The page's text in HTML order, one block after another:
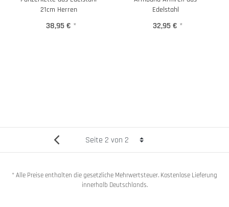
21cm Herren
38,95 € *
Edelstahl
32,95 € *
* Alle Preise enthalten die gesetzliche Mehrwertsteuer. Kostenlose Lieferung
innerhalb Deutschlands.